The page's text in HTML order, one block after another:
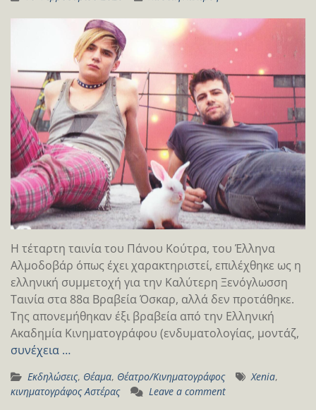
Η τέταρτη ταινία του Πάνου Κούτρα, του Έλληνα
Αλμοδοβάρ όπως έχει χαρακτηριστεί, επιλέχθηκε ως η
ελληνική συμμετοχή για την Καλύτερη Ξενόγλωσση
Ταινία στα 88α Βραβεία Όσκαρ, αλλά δεν προτάθηκε.
Της απονεμήθηκαν έξι βραβεία από την Ελληνική
Ακαδημία Κινηματογράφου (ενδυματολογίας, μοντάζ,
συνέχεια …
Εκδηλώσεις, Θέαμα, Θέατρο/Κινηματογράφος Xenia,
κινηματογράφος Αστέρας
Leave a comment